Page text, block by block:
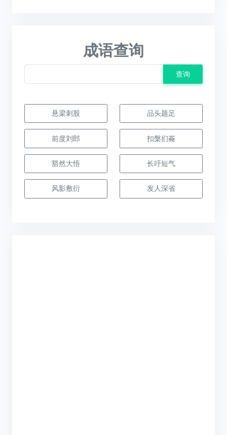
成语查询
查询
悬梁刺股 品头题足
前度刘郎 扣槃扪籥
豁然大悟 长吁短气
风影敷衍 发人深省